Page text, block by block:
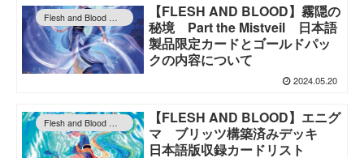
【FLESH AND BLOOD】霧隠の
秘境 Part the Mistveil 日本語
製品限定カードとゴールドパッ
クの内容について
2024.05.20
Flesh and Blood 情報
【FLESH AND BLOOD】エニグ
マ ブリッツ構築済みデッキ
日本語版収録カードリスト